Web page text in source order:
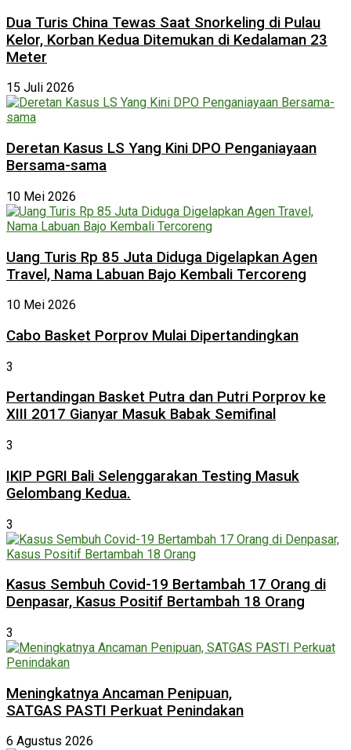
Dua Turis China Tewas Saat Snorkeling di Pulau
Kelor, Korban Kedua Ditemukan di Kedalaman 23
Meter
15 Juli 2026
Deretan Kasus LS Yang Kini DPO Penganiayaan
Bersama-sama
10 Mei 2026
Uang Turis Rp 85 Juta Diduga Digelapkan Agen
Travel, Nama Labuan Bajo Kembali Tercoreng
10 Mei 2026
Cabo Basket Porprov Mulai Dipertandingkan
3
Pertandingan Basket Putra dan Putri Porprov ke
XIII 2017 Gianyar Masuk Babak Semifinal
3
IKIP PGRI Bali Selenggarakan Testing Masuk
Gelombang Kedua.
3
Kasus Sembuh Covid-19 Bertambah 17 Orang di
Denpasar, Kasus Positif Bertambah 18 Orang
3
Meningkatnya Ancaman Penipuan,
SATGAS PASTI Perkuat Penindakan
6 Agustus 2026